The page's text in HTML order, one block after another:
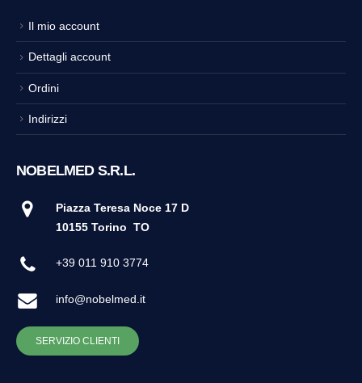
Il mio account
Dettagli account
Ordini
Indirizzi
NOBELMED S.R.L.
Piazza Teresa Noce 17 D
10155 Torino TO
+39 011 910 3774
info@nobelmed.it
SERVIZIO CLIENTI